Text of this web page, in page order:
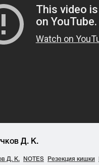
Д. К.
Д. К. NOTES Резекция кишки